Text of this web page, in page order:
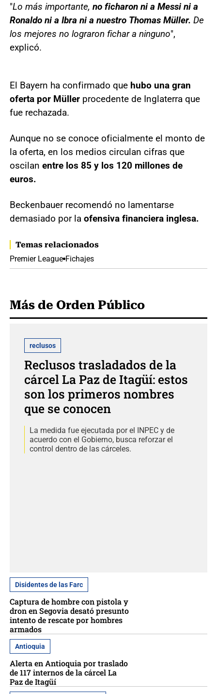
"Lo más importante, no ficharon ni a Messi ni a
Ronaldo ni a Ibra ni a nuestro Thomas Müller. De
los mejores no lograron fichar a ninguno",
explicó.
El Bayern ha confirmado que hubo una gran
oferta por Müller procedente de Inglaterra que
fue rechazada.
Aunque no se conoce oficialmente el monto de
la oferta, en los medios circulan cifras que
oscilan entre los 85 y los 120 millones de
euros.
Beckenbauer recomendó no lamentarse
demasiado por la ofensiva financiera inglesa.
Temas relacionados
Premier League Fichajes
Más de Orden Público
reclusos
Reclusos trasladados de la
cárcel La Paz de Itagüí: estos
son los primeros nombres
que se conocen
La medida fue ejecutada por el INPEC y de
acuerdo con el Gobierno, busca reforzar el
control dentro de las cárceles.
Disidentes de las Farc
Captura de hombre con pistola y
dron en Segovia desató presunto
intento de rescate por hombres
armados
Antioquia
Alerta en Antioquia por traslado
de 117 internos de la cárcel La
Paz de Itagüí